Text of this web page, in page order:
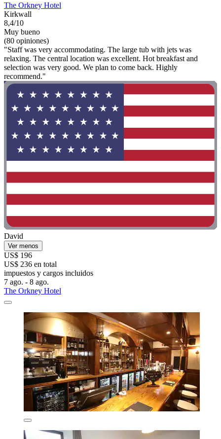
The Orkney Hotel
Kirkwall
8,4/10
Muy bueno
(80 opiniones)
"Staff was very accommodating. The large tub with jets was
relaxing. The central location was excellent. Hot breakfast and
selection was very good. We plan to come back. Highly
recommend."
David
Ver menos
US$ 196
US$ 236 en total
impuestos y cargos incluidos
7 ago. - 8 ago.
The Orkney Hotel